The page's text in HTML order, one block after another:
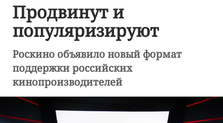
Продвинут и
популяризируют
Роскино объявило новый формат
поддержки российских
кинопроизводителей